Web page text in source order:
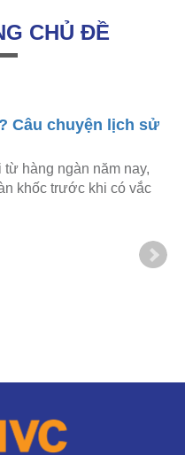
CHỦ ĐỀ
Câu chuyện lịch sử
hàng ngàn năm nay,
khốc trước khi có vắc